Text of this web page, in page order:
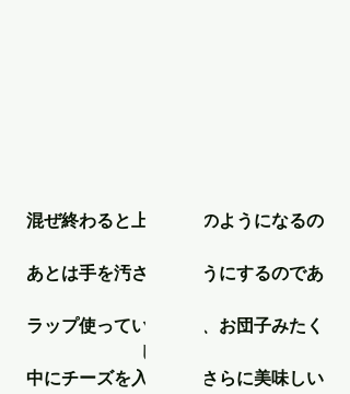
混ぜ終わると上記写真のようになるの
あとは手を汚さないようにするのであ
ラップ使っていただき、お団子みたく
します！
中にチーズを入れるとさらに美味しい